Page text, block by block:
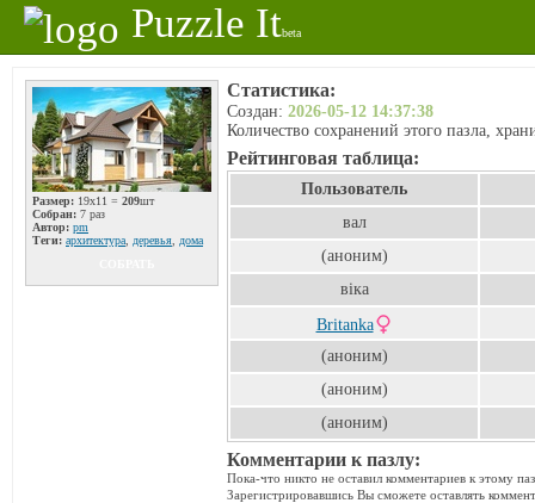
Puzzle Itbeta
Размер: 19x11 = 209шт
Собран: 7 раз
Автор: pm
Теги: архитектура деревья
дома
Статистика:
Создан: 2026-05-12 14:37:38
Количество сохранений этого пазла,
Рейтинговая таблица:
Пользователь
вал
(аноним)
віка
Britanka
(аноним)
(аноним)
(аноним)
Комментарии к пазлу:
Пока-что никто не оставил комментариев к этому
Зарегистрировавшись Вы сможете оставлять